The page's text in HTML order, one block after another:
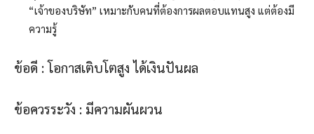
“เจ้าของบริษัท” เหมาะกับคนที่ต้องการผลตอบแทนสูง แต่ต้องมี
ความรู้
ข้อดี : โอกาสเติบโตสูง ได้เงินปันผล
ข้อควรระวัง : มีความผันผวน